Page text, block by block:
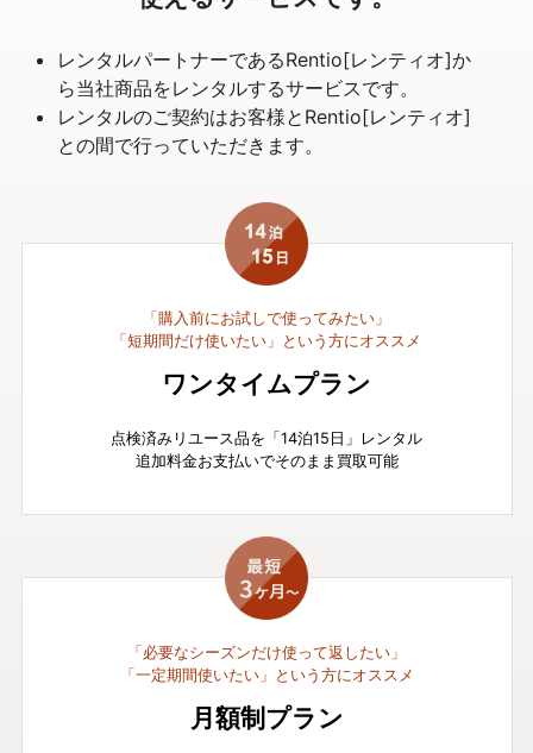
レンタルパートナーであるRentio[レンティオ]か
ら当社商品をレンタルするサービスです。
レンタルのご契約はお客様とRentio[レンティオ]
との間で行っていただきます。
「購入前にお試しで使ってみたい」
「短期間だけ使いたい」という方にオススメ
ワンタイムプラン
点検済みリユース品を「14泊15日」レンタル
追加料金お支払いでそのまま買取可能
「必要なシーズンだけ使って返したい」
「一定期間使いたい」という方にオススメ
月額制プラン